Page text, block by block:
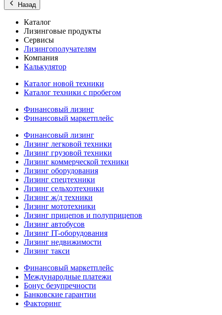
Назад
Каталог
Лизинговые продукты
Сервисы
Лизингополучателям
Компания
Калькулятор
Каталог новой техники
Каталог техники с пробегом
Финансовый лизинг
Финансовый маркетплейс
Финансовый лизинг
Лизинг легковой техники
Лизинг грузовой техники
Лизинг коммерческой техники
Лизинг оборудования
Лизинг спецтехники
Лизинг сельхозтехники
Лизинг ж/д техники
Лизинг мототехники
Лизинг прицепов и полуприцепов
Лизинг автобусов
Лизинг IT-оборудования
Лизинг недвижимости
Лизинг такси
Финансовый маркетплейс
Международные платежи
Бонус безупречности
Банковские гарантии
Факторинг